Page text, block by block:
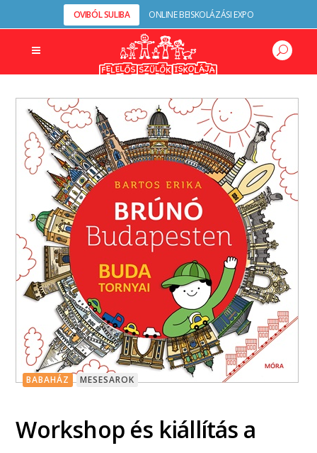
OVIBÓL SULIBA ONLINE BEISKOLÁZÁSI EXPO
BABAHÁZ MESESAROK
Workshop és kiállítás a